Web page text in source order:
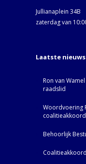
Jullianaplein 34B
zaterdag van
Laatste nieuws
Ron van
raadslid
Woordvoering
coalitieakkoord
Behoorlijk